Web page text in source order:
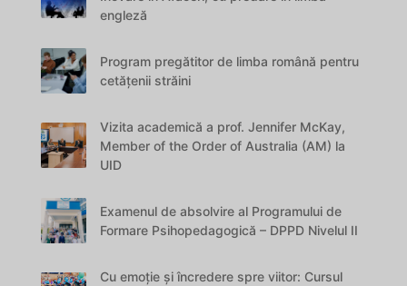
engleză
Program pregătitor de limba română pentru
cetățenii străini
Vizita academică a prof. Jennifer McKay,
Member of the Order of Australia (AM) la
UID
Examenul de absolvire al Programului de
Formare Psihopedagogică – DPPD Nivelul II
Cu emoție și încredere spre viitor: Cursul